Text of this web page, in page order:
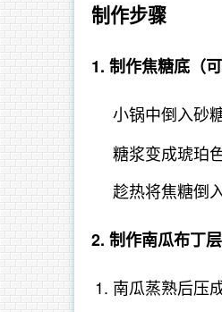
制作步骤
1. 制作焦糖底（可
小锅中倒入砂
糖浆变成琥珀
趁热将焦糖倒
2. 制作南瓜布丁层
南瓜蒸熟后压